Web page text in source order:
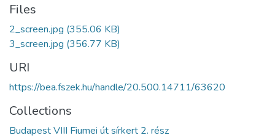
Files
2_screen.jpg (355.06 KB)
3_screen.jpg (356.77 KB)
URI
https://bea.fszek.hu/handle/20.500.14711/63620
Collections
Budapest VIII Fiumei út sírkert 2. rész